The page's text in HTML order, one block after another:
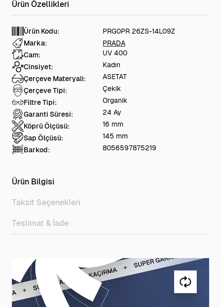
Ürün Kodu:
PRG0PR 26ZS-14L09Z
Marka:
PRADA
Cam:
UV 400
Cinsiyet:
Kadın
Çerçeve Materyali:
ASETAT
Çerçeve Tipi:
Çekik
Filtre Tipi:
Organik
Garanti Süresi:
24 Ay
Köprü Ölçüsü:
16 mm
Sap Ölçüsü:
145 mm
Barkod:
8056597875219
Ürün Bilgisi
Taksit Seçenekleri
Teslimat & İade